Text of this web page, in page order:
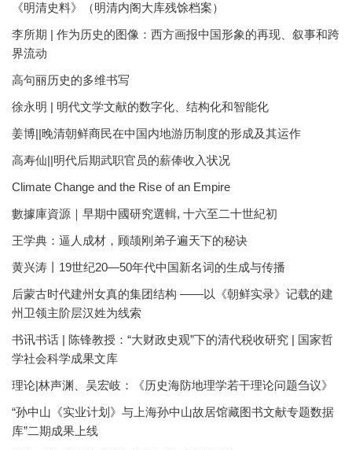
《明清史料》（明清内阁大库残馀档案）
李所期 | 作为历史的图像：西方画报中国形象的再现、叙事和跨
界流动
高句丽历史的多维书写
徐永明 | 明代文学文献的数字化、结构化和智能化
姜博||晚清朝鲜商民在中国内地游历制度的形成及其运作
高寿仙||明代后期武职官员的薪俸收入状况
Climate Change and the Rise of an Empire
數據庫資源｜早期中國研究選輯, 十六至二十世紀初
王学典：逼人成材，顾颉刚弟子遍天下的秘诀
黄兴涛丨19世纪20—50年代中国新名词的生成与传播
后蒙古时代建州女真的集团结构 ——以《朝鲜实录》记载的建
州卫领主阶层汉姓为线索
书讯书话 | 陈锋教授：“大财政史观”下的清代税收研究 | 国家哲
学社会科学成果文库
理论|林声渊、吴宏岐：《历史海防地理学若干理论问题刍议》
“孙中山《实业计划》与上海孙中山故居馆藏图书文献专题数据
库”二期成果上线